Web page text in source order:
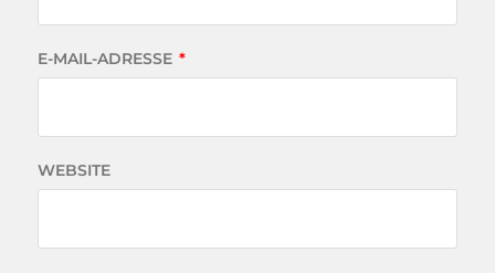
E-MAIL-ADRESSE *
WEBSITE